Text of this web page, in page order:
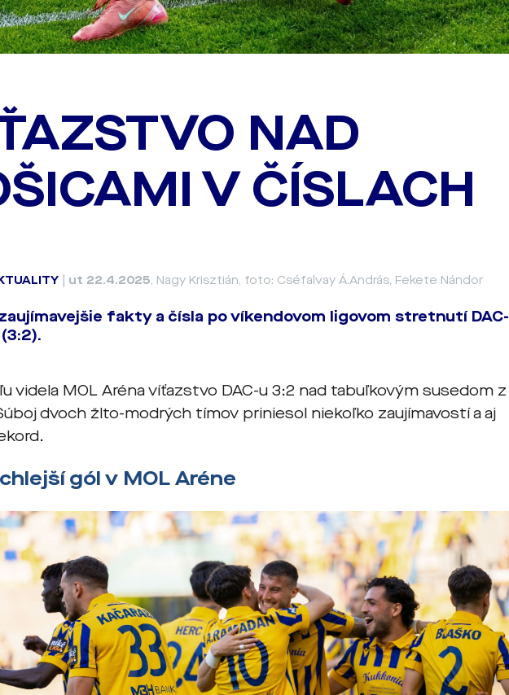
NAD
V ČÍSLACH
ut 22.4.2025, Nagy Krisztián, foto: Cséfalvay Á.András, Fekete Nándor
fakty a čísla po víkendovom ligovom stretnutí DAC-
videla MOL Aréna víťazstvo DAC-u 3:2 nad tabuľkovým susedom z
dvoch žlto-modrých tímov priniesol niekoľko zaujímavostí a aj
gól v MOL Aréne